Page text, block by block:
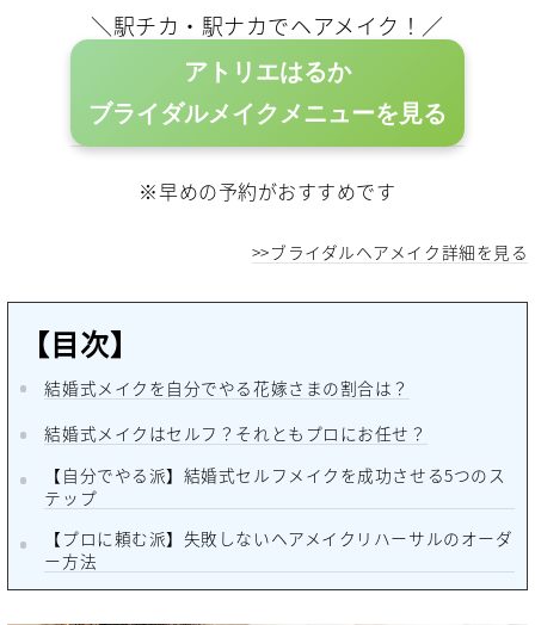
＼駅チカ・駅ナカでヘアメイク！／
アトリエはるか
ブライダルメイクメニューを見る
※早めの予約がおすすめです
>>ブライダルヘアメイク詳細を見る
【目次】
結婚式メイクを自分でやる花嫁さまの割合は？
結婚式メイクはセルフ？それともプロにお任せ？
【自分でやる派】結婚式セルフメイクを成功させる5つのス
テップ
【プロに頼む派】失敗しないヘアメイクリハーサルのオーダ
ー方法